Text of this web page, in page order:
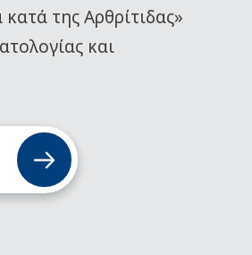
της Αρθρίτιδας»
και